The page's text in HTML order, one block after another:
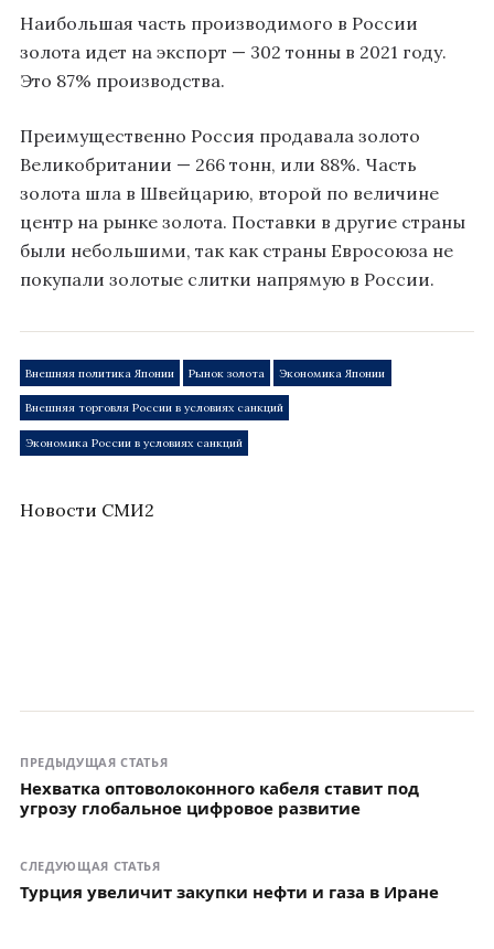
Наибольшая часть производимого в России
золота идет на экспорт — 302 тонны в 2021 году.
Это 87% производства.
Преимущественно Россия продавала золото
Великобритании — 266 тонн, или 88%. Часть
золота шла в Швейцарию, второй по величине
центр на рынке золота. Поставки в другие страны
были небольшими, так как страны Евросоюза не
покупали золотые слитки напрямую в России.
Внешняя политика Японии Рынок золота Экономика Японии
Внешняя торговля России в условиях санкций
Экономика России в условиях санкций
Новости СМИ2
ПРЕДЫДУЩАЯ СТАТЬЯ
Нехватка оптоволоконного кабеля ставит под
угрозу глобальное цифровое развитие
СЛЕДУЮЩАЯ СТАТЬЯ
Турция увеличит закупки нефти и газа в Иране